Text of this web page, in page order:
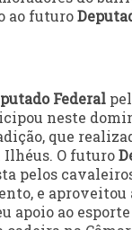
ao futuro
Federal
neste
que
Ilhéus. O futuro
pelos
e
apoio ao